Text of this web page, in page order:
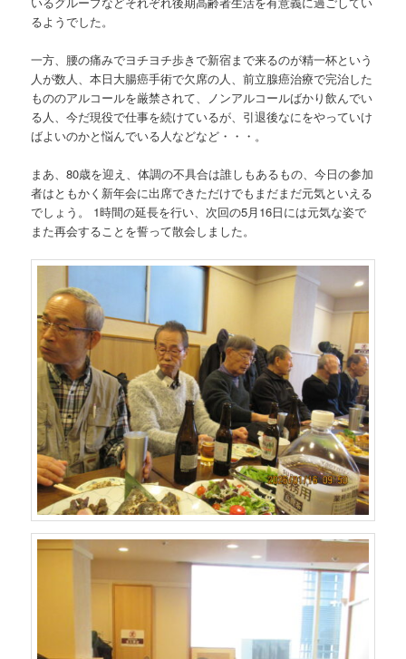
るようでした。
一方、腰の痛みでヨチヨチ歩きで新宿まで来るのが精一杯という
人が数人、本日大腸癌手術で欠席の人、前立腺癌治療で完治した
もののアルコールを厳禁されて、ノンアルコールばかり飲んでい
る人、今だ現役で仕事を続けているが、引退後なにをやっていけ
ばよいのかと悩んでいる人などなど・・・。
まあ、80歳を迎え、体調の不具合は誰しもあるもの、今日の参加
者はともかく新年会に出席できただけでもまだまだ元気といえる
でしょう。 1時間の延長を行い、次回の5月16日には元気な姿で
また再会することを誓って散会しました。